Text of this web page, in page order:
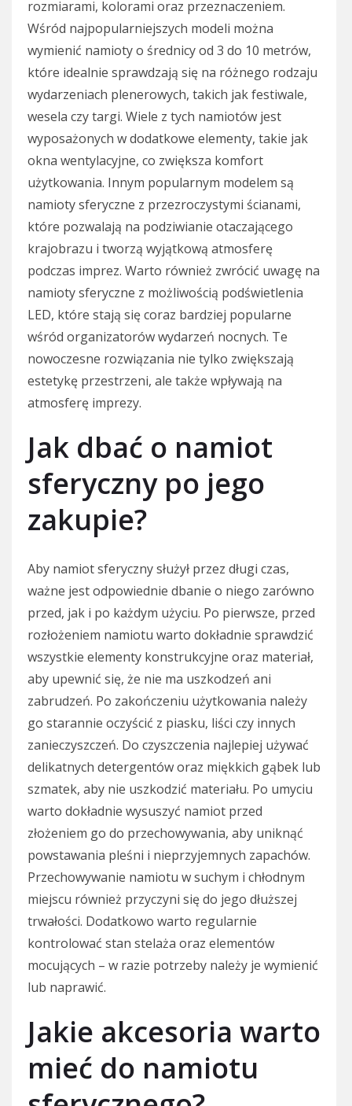
rozmiarami, kolorami oraz przeznaczeniem.
Wśród najpopularniejszych modeli można
wymienić namioty o średnicy od 3 do 10 metrów,
które idealnie sprawdzają się na różnego rodzaju
wydarzeniach plenerowych, takich jak festiwale,
wesela czy targi. Wiele z tych namiotów jest
wyposażonych w dodatkowe elementy, takie jak
okna wentylacyjne, co zwiększa komfort
użytkowania. Innym popularnym modelem są
namioty sferyczne z przezroczystymi ścianami,
które pozwalają na podziwianie otaczającego
krajobrazu i tworzą wyjątkową atmosferę
podczas imprez. Warto również zwrócić uwagę na
namioty sferyczne z możliwością podświetlenia
LED, które stają się coraz bardziej popularne
wśród organizatorów wydarzeń nocnych. Te
nowoczesne rozwiązania nie tylko zwiększają
estetykę przestrzeni, ale także wpływają na
atmosferę imprezy.
Jak dbać o namiot
sferyczny po jego
zakupie?
Aby namiot sferyczny służył przez długi czas,
ważne jest odpowiednie dbanie o niego zarówno
przed, jak i po każdym użyciu. Po pierwsze, przed
rozłożeniem namiotu warto dokładnie sprawdzić
wszystkie elementy konstrukcyjne oraz materiał,
aby upewnić się, że nie ma uszkodzeń ani
zabrudzeń. Po zakończeniu użytkowania należy
go starannie oczyścić z piasku, liści czy innych
zanieczyszczeń. Do czyszczenia najlepiej używać
delikatnych detergentów oraz miękkich gąbek lub
szmatek, aby nie uszkodzić materiału. Po umyciu
warto dokładnie wysuszyć namiot przed
złożeniem go do przechowywania, aby uniknąć
powstawania pleśni i nieprzyjemnych zapachów.
Przechowywanie namiotu w suchym i chłodnym
miejscu również przyczyni się do jego dłuższej
trwałości. Dodatkowo warto regularnie
kontrolować stan stelaża oraz elementów
mocujących – w razie potrzeby należy je wymienić
lub naprawić.
Jakie akcesoria warto
mieć do namiotu